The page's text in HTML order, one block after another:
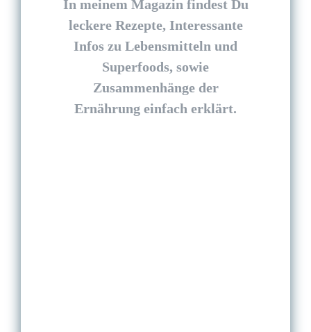
In meinem Magazin findest Du
leckere Rezepte, Interessante
Infos zu Lebensmitteln und
Superfoods, sowie
Zusammenhänge der
Ernährung einfach erklärt.